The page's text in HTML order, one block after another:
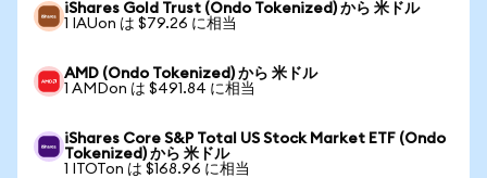
iShares Gold Trust (Ondo Tokenized) から 米ドル
1 IAUon は $79.26 に相当
AMD (Ondo Tokenized) から 米ドル
1 AMDon は $491.84 に相当
iShares Core S&P Total US Stock Market ETF (Ondo
Tokenized) から 米ドル
1 ITOTon は $168.96 に相当